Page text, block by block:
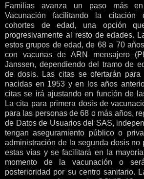
Familias avanza un paso más
Vacunación facilitando la citación
cohortes de edad, una opción
progresivamente al resto de edades.
estos grupos de edad, de 68 a 70
con vacunas de ARN mensajero
Janssen, dependiendo del tramo de
de dosis. Las citas se ofertarán para
nacidas en 1953 y en los años
citas se irá ajustando en función de
La cita para primera dosis de
para las personas de 68 o más años,
de Datos de Usuarios del SAS,
tengan aseguramiento público o
administración de la segunda dosis no
estas vías y se facilitará en la
momento de la vacunación o
posterioridad por su centro sanitario.